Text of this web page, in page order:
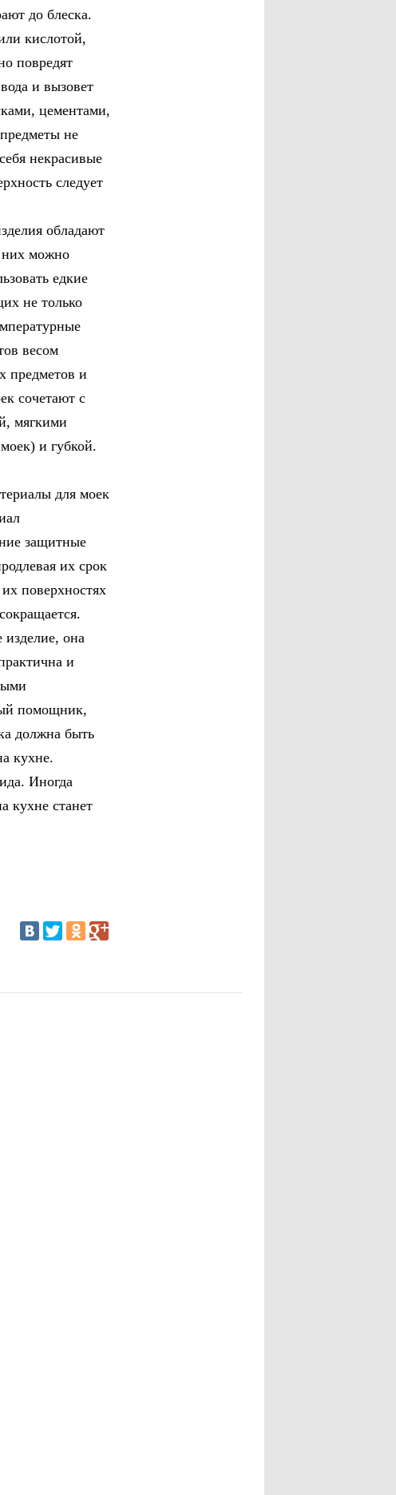
до блеска.
кислотой,
повредят
и вызовет
цементами,
не
некрасивые
следует
обладают
них можно
едкие
не только
весом
предметов и
сочетают с
мягкими
и губкой.
для моек
защитные
их срок
поверхностях
изделие, она
и
помощник,
должна быть
кухне.
Иногда
кухне станет